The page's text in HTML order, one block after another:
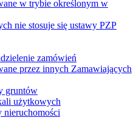
w trybie określonym w
nie stosuje się ustawy PZP
zamówień
przez innych Zamawiających
gruntów
użytkowych
nieruchomości